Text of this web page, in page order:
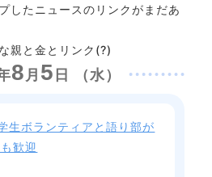
したニュースのリンクがまだあ
親と金とリンク(?)
8 月 5 日 （水）
生ボランティアと語り部が
歓迎